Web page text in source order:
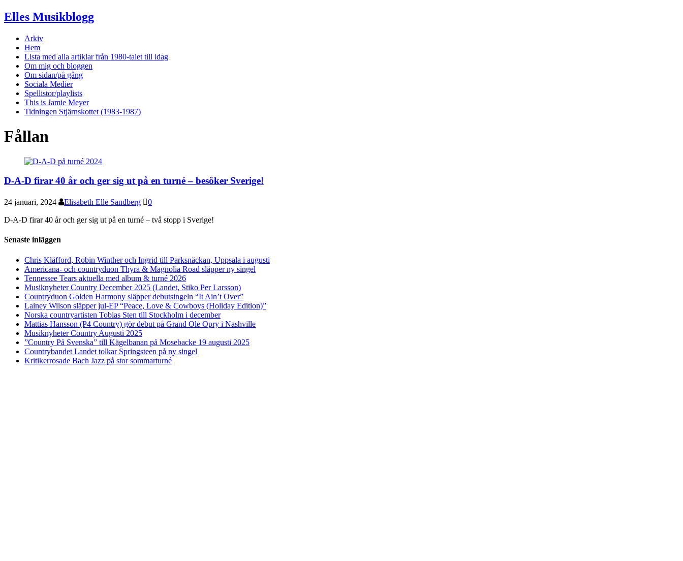
Elles Musikblogg
Arkiv
Hem
Lista med alla artiklar från 1980-talet till idag
Om mig och bloggen
Om sidan/på gång
Sociala Medier
Spellistor/playlists
This is Jamie Meyer
Tidningen Stjärnskottet (1983-1987)
Fållan
D-A-D firar 40 år och ger sig ut på en turné – besöker Sverige!
24 januari, 2024 Elisabeth Elle Sandberg 0
D-A-D firar 40 år och ger sig ut på en turné – två stopp i Sverige!
Senaste inläggen
Chris Kläfford, Robin Winther och Ingrid till Parksnäckan, Uppsala i augusti
Americana- och countryduon Thyra & Magnolia Road släpper ny singel
Tennessee Tears aktuella med album & turné 2026
Musiknyheter Country December 2025 (Landet, Stiko Per Larsson)
Countryduon Golden Harmony släpper debutsingeln “It Ain’t Over”
Lainey Wilson släpper jul-EP “Peace, Love & Cowboys (Holiday Edition)”
Norska countryartisten Tobias Sten till Stockholm i december
Mattias Hansson (P4 Country) gör debut på Grand Ole Opry i Nashville
Musiknyheter Country Augusti 2025
”Country På Svenska” till Kägelbanan på Mosebacke 19 augusti 2025
Countrybandet Landet tolkar Springsteen på ny singel
Kritikerrosade Bach Jazz på stor sommarturné